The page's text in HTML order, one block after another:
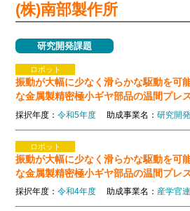
(株)南部製作所
研究開発課題
ロボット
振動が大幅に少なく滑らかな駆動を可
な金属製精密極小ギヤ部品の温間プレ
採択年度：令和5年度 助成事業名：研究開
ロボット
振動が大幅に少なく滑らかな駆動を可
な金属製精密極小ギヤ部品の温間プレ
採択年度：令和4年度 助成事業名： 産学官